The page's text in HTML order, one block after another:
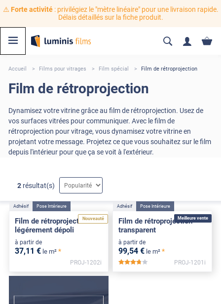
⚠️ Forte activité: privilégiez le "mètre linéaire" pour une livraison rapide.
Délais détaillés sur la fiche produit.
Accueil Films pour vitrages Film spécial Film de rétroprojection
Film de rétroprojection
Dynamisez votre vitrine grâce au film de rétroprojection. Usez de
vos surfaces vitrées pour communiquer. Avec le film de
rétroprojection pour vitrage, vous dynamisez votre vitrine en
projetant votre message. Projetez ce que vous souhaitez sur le film
depuis l'intérieur pour que ça se voit à l'extérieur.
2 résultat(s)
Nouveauté
Adhésif Pose Intérieure
Film de rétroprojection
légérement dépoli
à partir de
37,11 € le m² *
PROJ-1202i
Meilleure vente
Adhésif Pose Intérieure
Film de rétroprojection
transparent
à partir de
99,54 € le m² *
*****
PROJ-1201i